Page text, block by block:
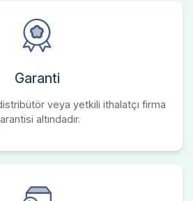
Garanti
veya yetkili ithalatçı firma
altındadır.